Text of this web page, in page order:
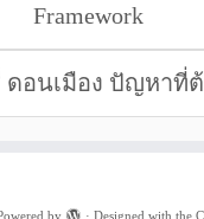
Framework
ดอนเมือง ปัญหาที่
by · Designed with the